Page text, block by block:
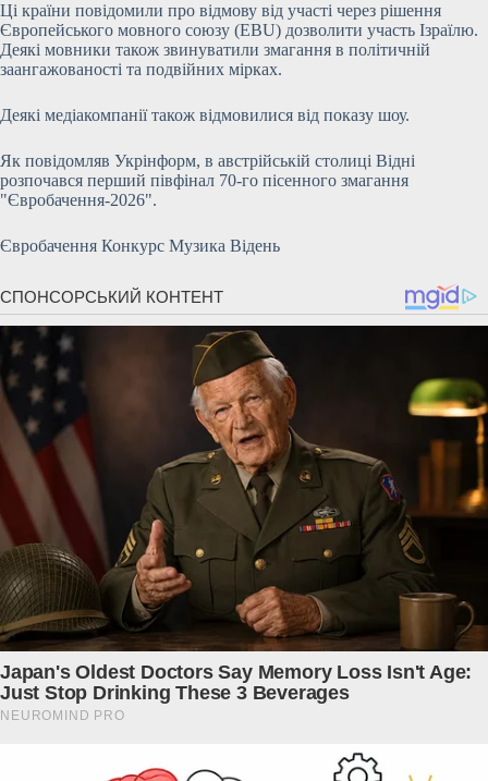
Ці країни повідомили про відмову від участі через рішення
Європейського мовного союзу (EBU) дозволити участь Ізраїлю.
Деякі мовники також звинуватили змагання в політичній
заангажованості та подвійних мірках.
Деякі медіакомпанії також відмовилися від показу шоу.
Як повідомляв Укрінформ, в австрійській столиці Відні
розпочався перший півфінал 70-го пісенного змагання
"Євробачення-2026".
Євробачення Конкурс Музика Відень